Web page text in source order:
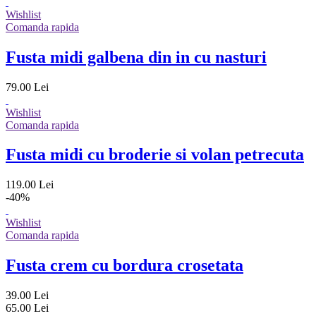
Wishlist
Comanda rapida
Fusta midi galbena din in cu nasturi
79.00 Lei
Wishlist
Comanda rapida
Fusta midi cu broderie si volan petrecuta
119.00 Lei
-40%
Wishlist
Comanda rapida
Fusta crem cu bordura crosetata
39.00 Lei
65.00 Lei